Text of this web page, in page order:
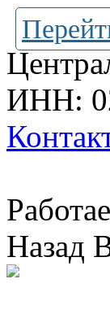
ИНН:
Назад